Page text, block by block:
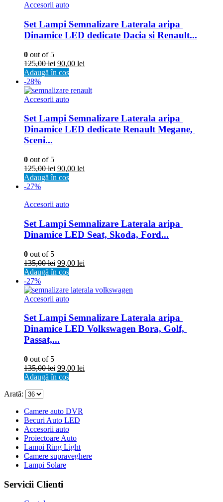
Accesorii auto
Set Lampi Semnalizare Laterala aripa
Dinamice LED dedicate Dacia si Renault...
0 out of 5
125,00lei 90,00 lei
Adaugă în coș
-28%
Accesorii auto
Set Lampi Semnalizare Laterala aripa
Dinamice LED dedicate Renault Megane,
Sceni...
0 out of 5
125,00lei 90,00 lei
Adaugă în coș
-27%
Accesorii auto
Set Lampi Semnalizare Laterala aripa
Dinamice LED Seat, Skoda, Ford...
0 out of 5
135,00lei 99,00 lei
Adaugă în coș
-27%
Accesorii auto
Set Lampi Semnalizare Laterala aripa
Dinamice LED Volkswagen Bora, Golf,
Passat,...
0 out of 5
135,00lei 99,00 lei
Adaugă în coș
Arată:
Camere auto DVR
Becuri Auto LED
Accesorii auto
Proiectoare Auto
Lampi Ring Light
Camere supraveghere
Lampi Solare
Servicii Clienti